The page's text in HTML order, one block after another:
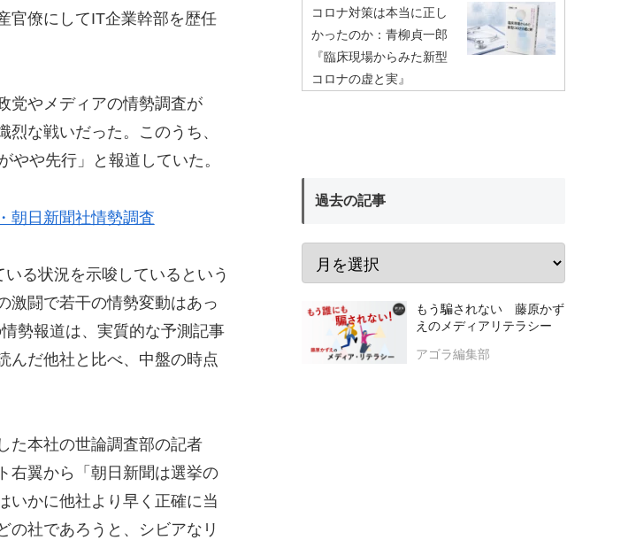
官僚にしてIT企業幹部を歴任
党やメディアの情勢調査が
烈な戦いだった。このうち、
や先行」と報道していた。
日新聞社情勢調査
る状況を示唆しているという
激闘で若干の情勢変動はあっ
勢報道は、実質的な予測記事
んだ他社と比べ、中盤の時点
た本社の世論調査部の記者
右翼から「朝日新聞は選挙の
いかに他社より早く正確に当
の社であろうと、シビアなリ
コロナ対策は本当に正し
かったのか：青柳貞一郎
『臨床現場からみた新型
コロナの虚と実』
過去の記事
もう騙されない 藤原かず
えのメディアリテラシー
アゴラ編集部